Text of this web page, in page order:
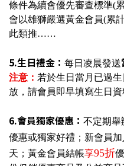
條件為續會優先審查標準(
會以雄獅嚴選黃金會員(累
此類推……
5.生日禮金： 每日凌晨發送
注意： 若於生日當月已過
放，請會員即早填寫生日資
6.會員獨家優惠： 不定期舉
優惠或獨家好禮 ；新會員
天 ； 黃金會員結帳享95折